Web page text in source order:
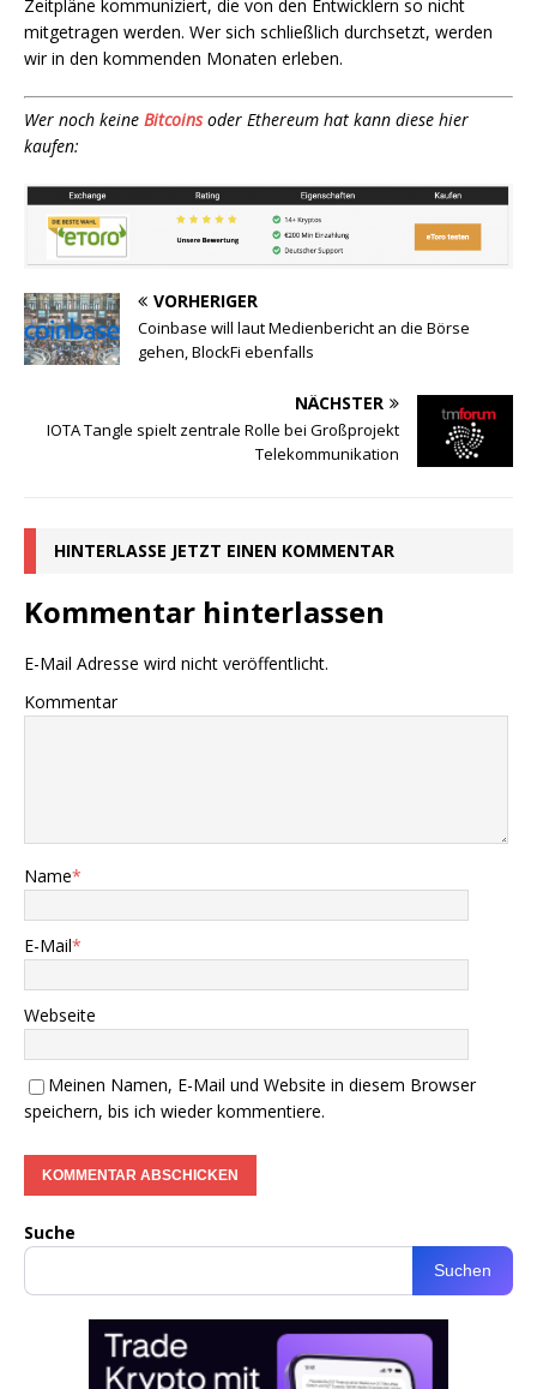
Zeitpläne kommuniziert, die von den Entwicklern so nicht
mitgetragen werden. Wer sich schließlich durchsetzt, werden
wir in den kommenden Monaten erleben.
Wer noch keine Bitcoinsoder Ethereum hat kann diese hier
kaufen:
VORHERIGER
Coinbase will laut Medienbericht an die Börse
gehen, BlockFi ebenfalls
NÄCHSTER
IOTA Tangle spielt zentrale Rolle bei Großprojekt
Telekommunikation
HINTERLASSE JETZT EINEN KOMMENTAR
Kommentar hinterlassen
E-Mail Adresse wird nicht veröffentlicht.
Kommentar
Name*
E-Mail*
Webseite
Meinen Namen, E-Mail und Website in diesem Browser
speichern, bis ich wieder kommentiere.
Suche
Suchen